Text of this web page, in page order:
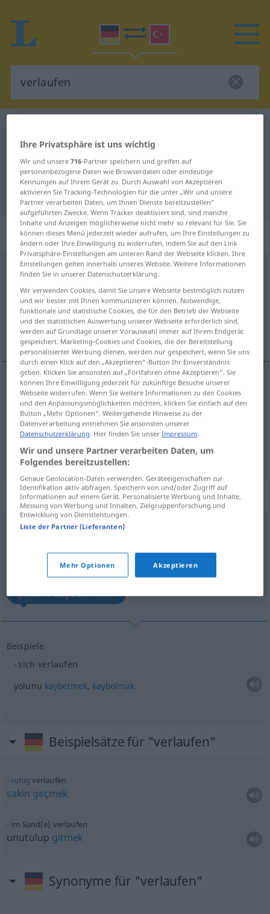
Deutsch-Türkisch Übersetzung für
"verlaufen"
"verlaufen" Türkisch Übersetzung
„verlaufen“: intransitives Verb
verlaufenv/i <irr; ohne-ge-;s.>
Übersicht aller Übersetzungen
(Für mehr Details die Übersetzung anklicken/antippen)
gitmek, geçmek, sona ermek
gitmek verlaufenirgendwie
geçmek verlaufen(≈ ablaufen)
sonaermek verlaufen (≈ enden)
„verlaufen“: reflexives Verb
verlaufenv/r <irr;ohne-ge-
Übersicht aller Übersetzungen
(Für mehr Details die Übersetzung anklicken/antippen)
yolunu kaybetmek...
Beispiele
sich verlaufen
yolunu kaybetmek, kaybolmak
Beispielsätze für "verlaufen"
ruhig verlaufen
sakin geçmek
im Sand(e) verlaufen
unutulup gitmek
Synonyme für "verlaufen"
Ihre Privatsphäre ist uns wichtig
Wir und unsere716-Partner speichern und greifen auf
personenbezogene Daten wie Browserdaten oder eindeutige
Kennungen auf Ihrem Gerät zu. Durch Auswahl von Akzeptieren
aktivieren Sie Tracking-Technologien für die unter „Wir und unsere
Partner verarbeiten Daten, um Ihnen Dienste bereitzustellen“
aufgeführten Zwecke. Wenn Tracker deaktiviert sind, sind manche
Inhalte und Anzeigen möglicherweise nicht mehr so relevant für Sie. Sie
können dieses Menü jederzeit wieder aufrufen, um Ihre Einstellungen zu
ändern oder Ihre Einwilligung zu widerrufen, indem Sie auf den Link
Privatsphäre-Einstellungen am unteren Rand der Webseite klicken. Ihre
Einstellungen gelten innerhalb unseres Website. Weitere Informationen
finden Sie in unserer Datenschutzerklärung.
Wir verwenden Cookies, damit Sie unsere Webseite bestmöglich nutzen
und wir besser mit Ihnen kommunizieren können. Notwendige,
funktionale und statistische Cookies, die für den Betrieb der Webseite
und der statistischen Auswertung unserer Webseite erforderlich sind,
werden auf Grundlage unserer Vorauswahl immer auf Ihrem Endgerät
gespeichert. Marketing-Cookies und Cookies, die der Bereitstellung
personalisierter Werbung dienen, werden nur gespeichert, wenn Sie uns
durch einen Klick auf den „Akzeptieren“-Button Ihr Einverständnis
geben. Klicken Sie ansonsten auf „Fortfahren ohne Akzeptieren“. Sie
können Ihre Einwilligung jederzeit für zukünftige Besuche unserer
Webseite widerrufen. Wenn Sie weitere Informationen zu den Cookies
und den Anpassungsmöglichkeiten möchten, klicken Sie einfach auf den
Button „Mehr Optionen“. Weitergehende Hinweise zu der
Datenverarbeitung entnehmen Sie ansonsten unserer
Datenschutzerklärung. Hier finden Sie unserImpressum.
Wir und unsere Partner verarbeiten Daten, um
Folgendes bereitzustellen:
Genaue Geolocation-Daten verwenden. Geräteeigenschaften zur
Identifikation aktiv abfragen. Speichern von und/oder Zugriff auf
Informationen auf einem Gerät. Personalisierte Werbung und Inhalte,
Messung von Werbung und Inhalten, Zielgruppenforschung und
Entwicklung von Dienstleistungen.
Liste der Partner (Lieferanten)
Mehr Optionen Akzeptieren